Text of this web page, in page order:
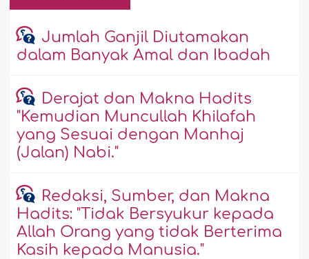
Jumlah Ganjil Diutamakan
dalam Banyak Amal dan Ibadah
Derajat dan Makna Hadits
"Kemudian Muncullah Khilafah
yang Sesuai dengan Manhaj
(Jalan) Nabi."
Redaksi, Sumber, dan Makna
Hadits: "Tidak Bersyukur kepada
Allah Orang yang tidak Berterima
Kasih kepada Manusia."